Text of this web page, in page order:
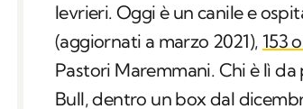
levrieri. Oggi è un canile e
(aggiornati a marzo 2021), 153
Pastori Maremmani. Chi è lì
Bull, dentro un box dal